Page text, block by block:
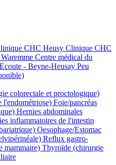
CHC Heusy Clinique CHC
Centre médical du
- Beyne-Heusay Peu
colorectale et proctologique)
l'endométriose) Foie/pancréas
Hernies abdominales
inflammatoires de l'intestin
Oesophage/Estomac
Reflux gastro-
mammaire) Thyroïde (chirurgie